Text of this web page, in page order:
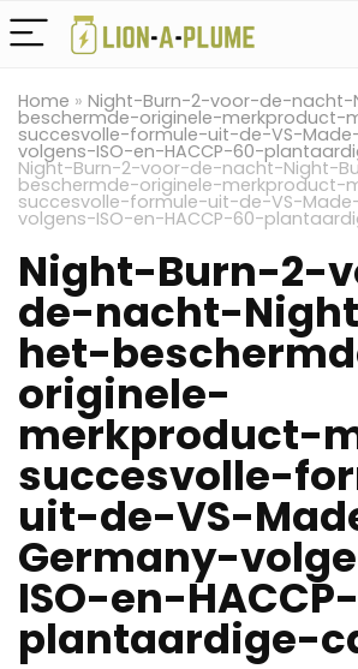
Home » Night-Burn-2-voor-de-nacht-
beschermde-originele-merkproduct-
succesvolle-formule-uit-de-VS-
volgens-ISO-en-HACCP-60-
Night-Burn-2-voor-de-nacht-Night-
beschermde-originele-merkproduct-
succesvolle-formule-uit-de-VS-
volgens-ISO-en-HACCP-60-
Night-Burn-2-
de-nacht-
het-
originele-
merkproduct-
succesvolle-
uit-de-VS-
Germany-
ISO-en-
plantaardige-